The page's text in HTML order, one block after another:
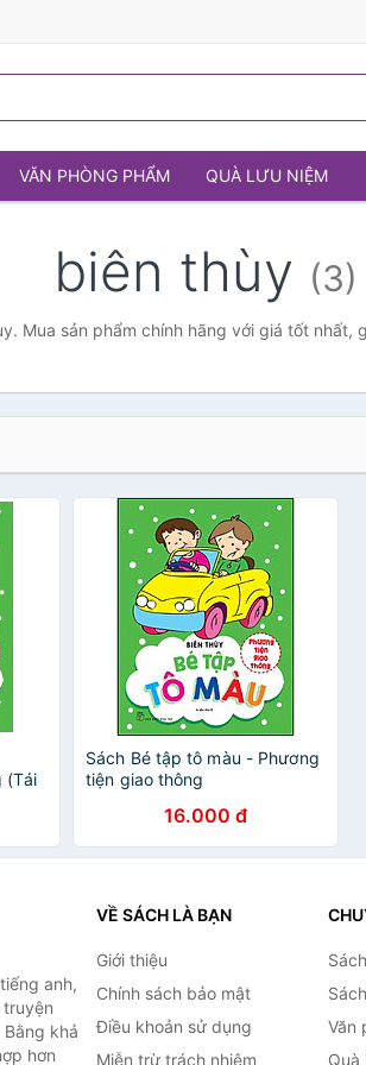
VĂN PHÒNG PHẨM QUÀ LƯU NIỆM
biên thùy (3)
Mua sản phẩm chính hãng với giá tốt nhất,
(Tái
Sách Bé tập tô màu - Phương
tiện giao thông
16.000 đ
anh,
khả
hơn
VỀ SÁCH LÀ BẠN
Giới thiệu
Chính sách bảo mật
Điều khoản sử dụng
Miễn trừ trách nhiệm
Văn
Quà